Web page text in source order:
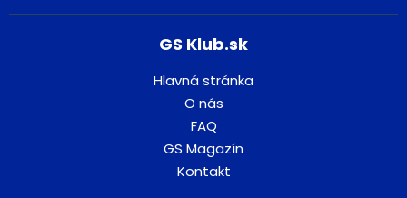
GS Klub.sk
Hlavná stránka
O nás
FAQ
GS Magazín
Kontakt